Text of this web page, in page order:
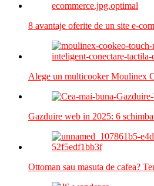
8 avantaje oferite de un site e-
Alege un multicooker Moulinex
Gazduire web in 2025: 6
Ottoman sau masuta de cafea?